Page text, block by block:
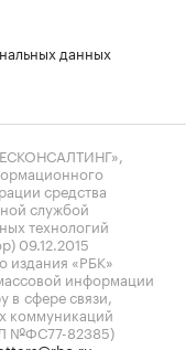
данных
средства
службой
технологий
09.12.2015
издания «РБК»
информации
сфере связи,
коммуникаций
№ФС77-82385)